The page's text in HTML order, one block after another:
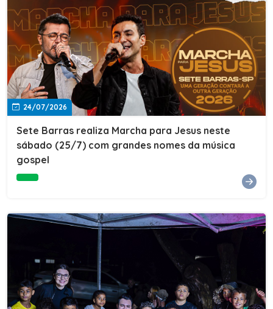
24/07/2026
Sete Barras realiza Marcha para Jesus neste
sábado (25/7) com grandes nomes da música
gospel